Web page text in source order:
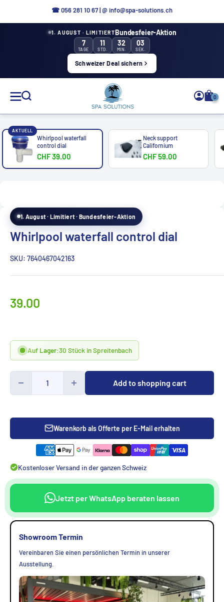
☎056 281 10 67|@ info@spa-solutions.ch
1. AUGUST · LIMITIERTBundesfeier-Aktion
7
TAGE
11
STD.
32
MIN.
03
SEK.
Schweizer Deal sichern
Solutions
0
AKTUELL
Whirlpool waterfall
control dial
CHF 39.00
Neck support
Californium
CHF 59.00
1. August · Limitiert · Bundesfeier-Aktion
Whirlpool waterfall control dial
SKU: 7640467042163
Special
39.00
Auf Lager:30 Stück in Spreitenbach
Add to shopping cart
Warenkorb als Offerte per E-Mail erhalten
Kostenloser Versand in der ganzen Schweiz
Jetzt per WhatsApp beraten lassen
Showroom Termin
Vereinbaren Sie einen persönlichen Termin in unserer
Ausstellung.